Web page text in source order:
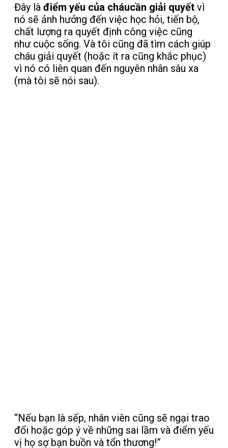
Đây là điểm yếu của cháucần giải quyết vì
nó sẽ ảnh hưởng đến việc học hỏi, tiến bộ,
chất lượng ra quyết định công việc cũng
như cuộc sống. Và tôi cũng đã tìm cách giúp
cháu giải quyết (hoặc ít ra cũng khắc phục)
vì nó có liên quan đến nguyên nhân sâu xa
(mà tôi sẽ nói sau).
“Nếu bạn là sếp, nhân viên cũng sẽ ngại trao
đổi hoặc góp ý về những sai lầm và điểm yếu
vị họ sợ bạn buồn và tổn thương!”